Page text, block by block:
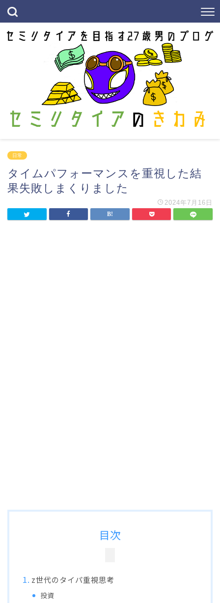
日常
タイムパフォーマンスを重視した結
果失敗しまくりました
2024年7月16日
目次
z世代のタイパ重視思考
投資